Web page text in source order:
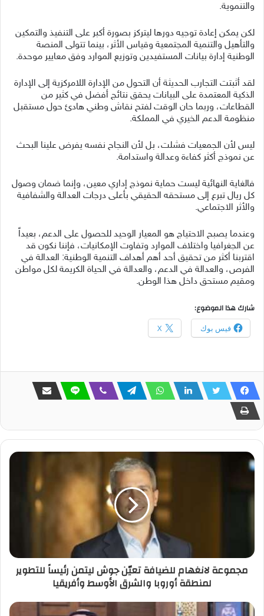
والتنموية.
لكن يمكن إعادة توجيه دورها ليتركز بصورة أكبر على التنفيذ والتمكين
والتأهيل والتنمية المجتمعية وقياس الأثر، بينما تتولى المنصة
الوطنية إدارة بيانات المستفيدين وتوزيع الموارد وفق معايير موحدة.
لقد أثبتت التجارب الحديثة أن التحول من الإدارة اللامركزية إلى الإدارة
الذكية المعتمدة على البيانات يحقق نتائج أفضل في كثير من
القطاعات، وربما حان الوقت لفتح نقاش وطني هادئ حول مستقبل
منظومة الدعم الخيري في المملكة.
ليس لأن الجمعيات فشلت، بل لأن النجاح نفسه يفرض علينا البحث
عن نموذج أكثر كفاءة وعدالة واستدامة.
فالغاية النهائية ليست حماية نموذج إداري معين، وإنما ضمان وصول
كل ريال تبرع إلى مستحقه الحقيقي بأعلى درجات العدالة والشفافية
والأثر الاجتماعي.
وعندما يصبح الاحتياج هو المعيار الوحيد للحصول على الدعم، بعيداً
عن الجغرافيا واختلاف الموارد وتفاوت الإمكانيات، فإننا نكون قد
اقتربنا أكثر من تحقيق أحد أهم أهداف التنمية الوطنية: العدالة في
الفرص، والعدالة في الدعم، والعدالة في الحياة الكريمة لكل مواطن
ومقيم مستحق داخل هذا الوطن.
شارك هذا الموضوع:
فيس بوك X
مجموعة لانغهام للضيافة تعيّن جوش ليتمن رئيساً للتطوير
لمنطقة أوروبا والشرق الأوسط وأفريقيا